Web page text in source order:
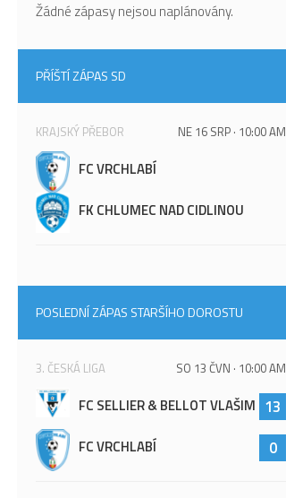
Žádné zápasy nejsou naplánovány.
PŘÍŠTÍ ZÁPAS SD
KRAJSKÝ PŘEBOR NE 16 SRP · 10:00 AM
FC VRCHLABÍ
FK CHLUMEC NAD CIDLINOU
POSLEDNÍ ZÁPAS STARŠÍHO DOROSTU
3. ČESKÁ LIGA SO 13 ČVN · 10:00 AM
FC SELLIER & BELLOT VLAŠIM 13
FC VRCHLABÍ 0